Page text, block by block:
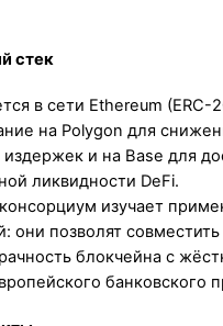
стек
в сети Ethereum (ERC-
на Polygon для
и на Base для
ликвидности DeFi.
изучает
они позволят совместить
блокчейна с
банковского